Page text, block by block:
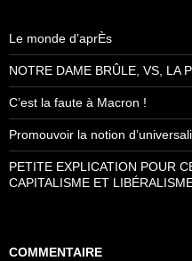
Le monde d’aprÈs
NOTRE DAME BRÛLE, VS, LA
C’est la faute à Macron !
Promouvoir la notion
PETITE EXPLICATION POUR
CAPITALISME ET
COMMENTAIRE